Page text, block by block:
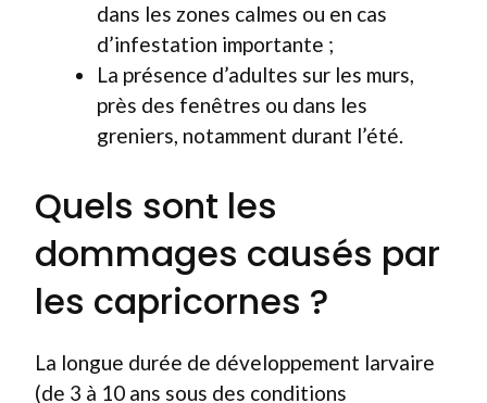
dans les zones calmes ou en cas
d’infestation importante ;
La présence d’adultes sur les murs,
près des fenêtres ou dans les
greniers, notamment durant l’été.
Quels sont les
dommages causés par
les capricornes ?
La longue durée de développement larvaire
(de 3 à 10 ans sous des conditions